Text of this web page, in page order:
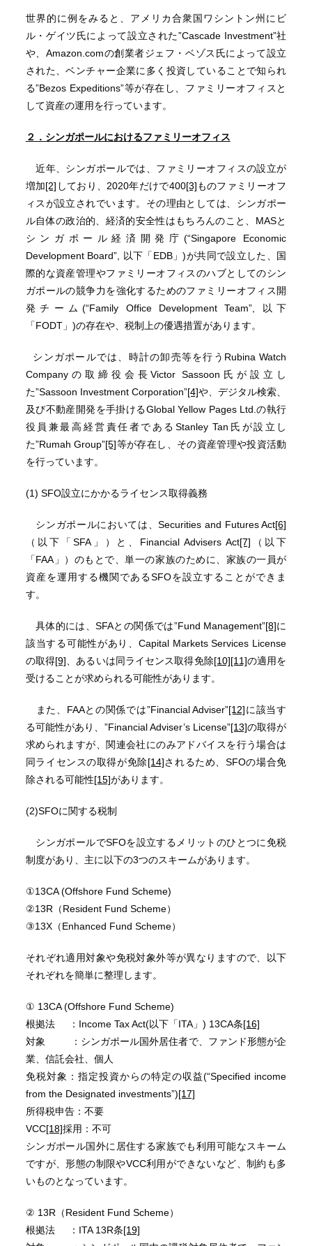
世界的に例をみると、アメリカ合衆国ワシントン州にビ
ル・ゲイツ氏によって設立された”Cascade Investment”社
や、Amazon.comの創業者ジェフ・ベゾス氏によって設立
された、ベンチャー企業に多く投資していることで知られ
る”Bezos Expeditions”等が存在し、ファミリーオフィスと
して資産の運用を行っています。
２．シンガポールにおけるファミリーオフィス
近年、シンガポールでは、ファミリーオフィスの設立が
増加[2] しており、2020年だけで400[3]ものファミリーオフ
ィスが設立されでいます。その理由としては、シンガポー
ル自体の政治的、経済的安全性はもちろんのこと、MASと
シンガポール経済開発庁(“Singapore Economic
Development Board”, 以下「EDB」)が共同で設立した、国
際的な資産管理やファミリーオフィスのハブとしてのシン
ガポールの競争力を強化するためのファミリーオフィス開
発チーム(“Family Office Development Team”, 以下
「FODT」)の存在や、税制上の優遇措置があります。
シンガポールでは、時計の卸売等を行うRubina Watch
Companyの取締役会長Victor Sassoon氏が設立し
た”Sassoon Investment Corporation”[4]や、デジタル検索、
及び不動産開発を手掛けるGlobal Yellow Pages Ltd.の執行
役員兼最高経営責任者であるStanley Tan氏が設立し
た”Rumah Group”[5]等が存在し、その資産管理や投資活動
を行っています。
(1) SFO設立にかかるライセンス取得義務
シンガポールにおいては、Securities and Futures Act[6]
（以下「SFA」）と、Financial Advisers Act[7] （以下
「FAA」）のもとで、単一の家族のために、家族の一員が
資産を運用する機関であるSFOを設立することができま
す。
具体的には、SFAとの関係では”Fund Management”[8]に
該当する可能性があり、Capital Markets Services License
の取得[9] 、あるいは同ライセンス取得免除[10][11]の適用を
受けることが求められる可能性があります。
また、FAAとの関係では”Financial Adviser”[12]に該当す
る可能性があり、”Financial Adviser’s License”[13]の取得が
求められますが、関連会社にのみアドバイスを行う場合は
同ライセンスの取得が免除[14]されるため、SFOの場合免
除される可能性[15]があります。
(2)SFOに関する税制
シンガポールでSFOを設立するメリットのひとつに免税
制度があり、主に以下の3つのスキームがあります。
①13CA (Offshore Fund Scheme)
②13R（Resident Fund Scheme）
③13X（Enhanced Fund Scheme）
それぞれ適用対象や免税対象外等が異なりますので、以下
それぞれを簡単に整理します。
① 13CA (Offshore Fund Scheme)
根拠法 ：Income Tax Act(以下「ITA」) 13CA条[16]
対象 ：シンガポール国外居住者で、ファンド形態が企
業、信託会社、個人
免税対象：指定投資からの特定の収益(“Specified income
from the Designated investments”)[17]
所得税申告：不要
VCC[18]採用：不可
シンガポール国外に居住する家族でも利用可能なスキーム
ですが、形態の制限やVCC利用ができないなど、制約も多
いものとなっています。
② 13R（Resident Fund Scheme）
根拠法 ：ITA 13R条[19]